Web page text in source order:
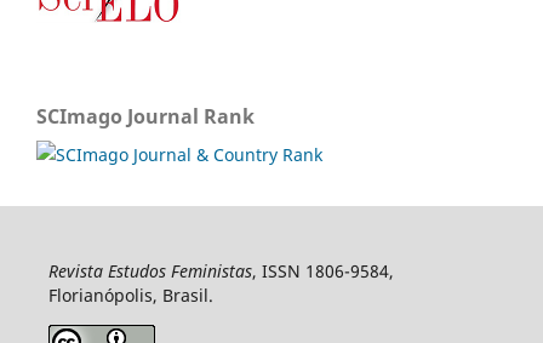
SCImago Journal Rank
Revista Estudos Feministas, ISSN 1806-9584,
Florianópolis, Brasil.